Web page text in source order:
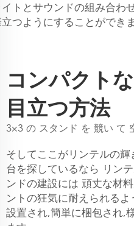
トとサウンドの組み合わ
つようにすることができま
コンパクト
目立つ方法
3×3 の スタンド を 競い て
そしてここがリンテルの
台を探しているなら リン
ンドの建設には 頑丈な材
ントの狂気に耐えられる
設置され,簡単に梱包され,